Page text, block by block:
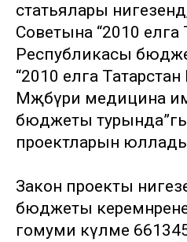
статьялары
Советына “2010 елга
Республикасы
“2010 елга
Мәҗбүри медицина
бюджеты
проектларын
Закон проекты
бюджеты
гомуми күләме